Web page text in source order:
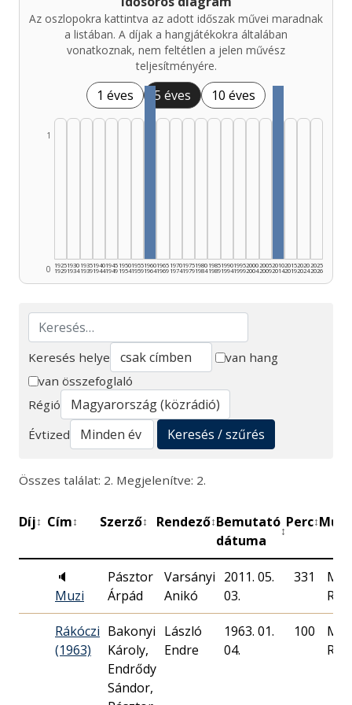
Az oszlopokra kattintva az adott időszak művei maradnak
a listában. A díjak a hangjátékokra általában
vonatkoznak, nem feltétlen a jelen művész
teljesítményére.
1 éves 5 éves 10 éves
0
1
1925
1929
1930
1934
1935
1939
1940
1944
1945
1949
1950
1954
1955
1959
1960
1964
1965
1969
1970
1974
1975
1979
1980
1984
1985
1989
1990
1994
1995
1999
2000
2004
2005
2009
2010
2014
2015
2019
2020
2024
2025
2026
Keresés
Keresés helye
van hang
van összefoglaló
Régió
Évtized
Keresés / szűrés
Összes találat: 2. Megjelenítve: 2.
Díj↕ Cím↕ Szerző↕ Rendező↕Bemutató
dátuma
↕
Perc↕
🔈
Muzi
Pásztor
Árpád
Varsányi
Anikó
2011. 05.
03.
331
Rákóczi
(1963)
Bakonyi
Károly,
Endrődy
Sándor,
László
Endre
1963. 01.
04.
100